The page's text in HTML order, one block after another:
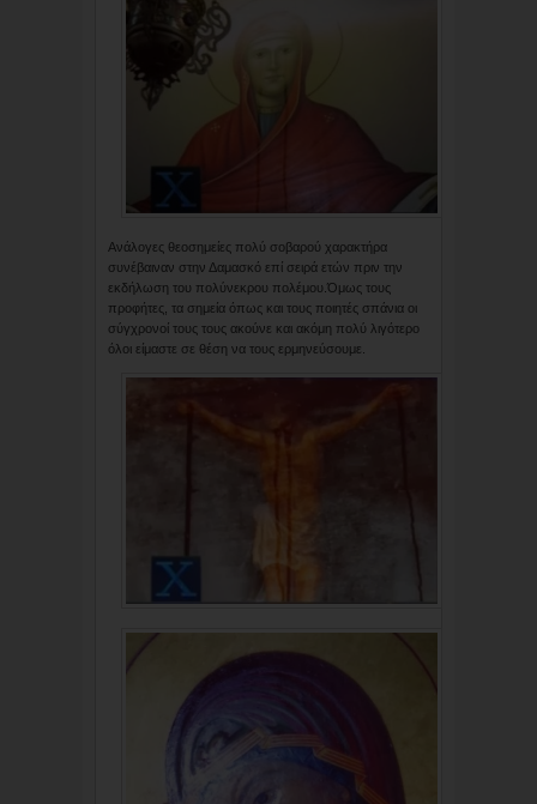
Ανάλογες θεοσημείες πολύ σοβαρού χαρακτήρα
συνέβαιναν στην Δαμασκό επί σειρά ετών πριν την
εκδήλωση του πολύνεκρου πολέμου.Όμως τους
προφήτες, τα σημεία όπως και τους ποιητές σπάνια οι
σύγχρονοί τους τους ακούνε και ακόμη πολύ λιγότερο
όλοι είμαστε σε θέση να τους ερμηνεύσουμε.